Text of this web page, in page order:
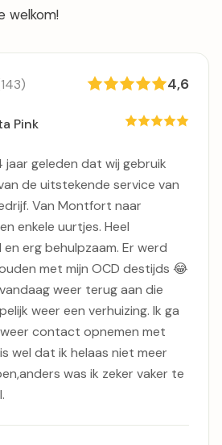
welkom!
4,6
Pink
jaar geleden dat wij gebruik
de uitstekende service van
Van Montfort naar
enkele uurtjes. Heel
en erg behulpzaam. Er werd
met mijn OCD destijds 😂
weer terug aan die
weer een verhuizing. Ik ga
contact opnemen met
wel dat ik helaas niet meer
was ik zeker vaker te